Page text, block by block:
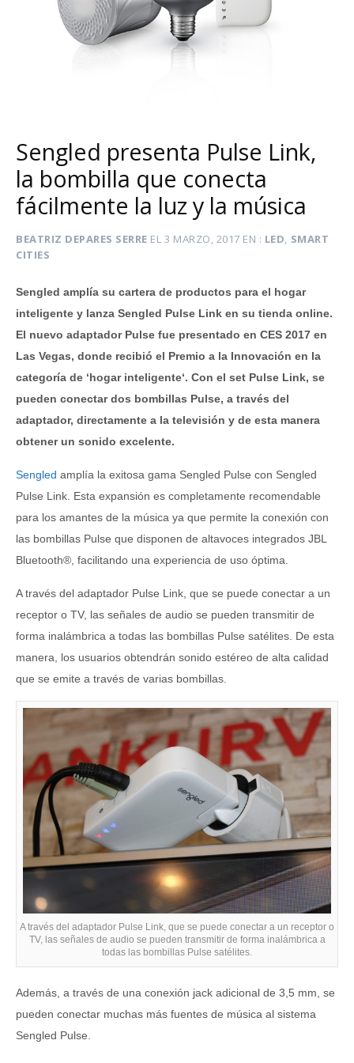
Sengled presenta Pulse Link,
la bombilla que conecta
fácilmente la luz y la música
BEATRIZ DEPARES SERRE EL3 MARZO, 2017 EN LED, SMART
CITIES
Sengled amplía su cartera de productos para el hogar
inteligente y lanza Sengled Pulse Link en su tienda online.
El nuevo adaptador Pulse fue presentado en CES 2017 en
Las Vegas, donde recibió el Premio a la Innovación en la
categoría de ‘hogar inteligente‘. Con el set Pulse Link, se
pueden conectar dos bombillas Pulse, a través del
adaptador, directamente a la televisión y de esta manera
obtener un sonido excelente.
Sengled amplía la exitosa gama Sengled Pulse con Sengled
Pulse Link. Esta expansión es completamente recomendable
para los amantes de la música ya que permite la conexión con
las bombillas Pulse que disponen de altavoces integrados JBL
Bluetooth®, facilitando una experiencia de uso óptima.
A través del adaptador Pulse Link, que se puede conectar a un
receptor o TV, las señales de audio se pueden transmitir de
forma inalámbrica a todas las bombillas Pulse satélites. De esta
manera, los usuarios obtendrán sonido estéreo de alta calidad
que se emite a través de varias bombillas.
A través del adaptador Pulse Link, que se puede conectar a un receptor o
TV, las señales de audio se pueden transmitir de forma inalámbrica a
todas las bombillas Pulse satélites.
Además, a través de una conexión jack adicional de 3,5 mm, se
pueden conectar muchas más fuentes de música al sistema
Sengled Pulse.